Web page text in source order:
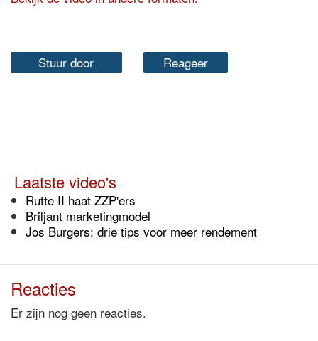
Stuur door Reageer
Laatste video's
Rutte II haat ZZP'ers
Briljant marketingmodel
Jos Burgers: drie tips voor meer rendement
Reacties
Er zijn nog geen reacties.